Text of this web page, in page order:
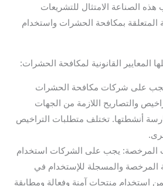
الصناعة الامتثال للتشريعات
المتعلقة بمكافحة الحشرات واستخدام
المعايير القانونية لمكافحة الحشرات:
على شركات مكافحة الحشرات
والتصاريح اللازمة من الجهات
أنشطتها. تختلف متطلبات التراخيص
المرخصة: يجب على الشركات استخدام
المرخصة والمسجلة للإستخدام في
استخدام منتجات آمنة وفعالة ومطابقة